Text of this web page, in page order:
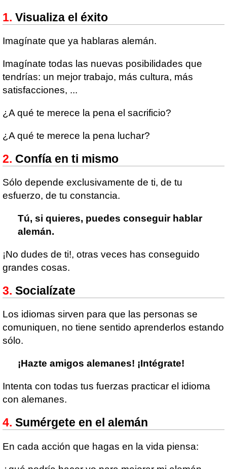
Visualiza el éxito
Imagínate que ya hablaras alemán.
Imagínate todas las nuevas posibilidades que
tendrías: un mejor trabajo, más cultura, más
satisfacciones, ...
¿A qué te merece la pena el sacrificio?
¿A qué te merece la pena luchar?
Confía en ti mismo
Sólo depende exclusivamente de ti, de tu
esfuerzo, de tu constancia.
Tú, si quieres, puedes conseguir hablar
alemán.
¡No dudes de ti!, otras veces has conseguido
grandes cosas.
Socialízate
Los idiomas sirven para que las personas se
comuniquen, no tiene sentido aprenderlos estando
sólo.
¡Hazte amigos alemanes! ¡Intégrate!
Intenta con todas tus fuerzas practicar el idioma
con alemanes.
Sumérgete en el alemán
En cada acción que hagas en la vida piensa: